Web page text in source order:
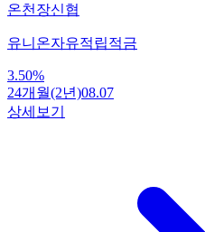
온천장신협
유니온자유적립적금
3.50%
24개월(2년)08.07
상세보기